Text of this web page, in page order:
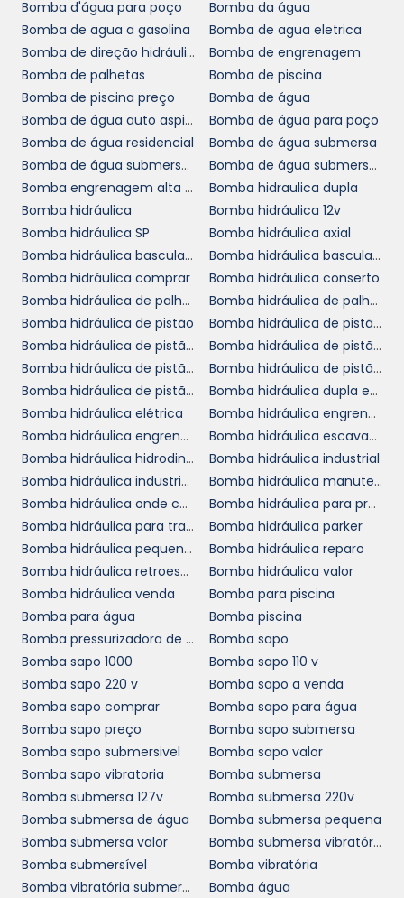
HIDRÁULICA
A manutenção de uma
bomba hidráulica
industrialé um aspecto fundamental para
garantir sua operação a longo prazo. Realizar
inspeções regulares, verificar vazamentos e
trocar componentes desgastados são
práticas recomendadas para manter a
eficiência do equipamento. Investir em um
plano de manutenção preventiva pode evitar
falhas inesperadas e melhorar a
produtividade, gerando economias
significativas a longo prazo.
Além disso, é importante realizar um
treinamento adequado com a equipe
responsável pela operação e manutenção
das bombas. Um operador bem treinado
consegue identificar problemas
precocemente e adotar as melhores práticas
de uso, garantindo que sua bomba funcione
sempre em condições ideais. Não subestime a
importância de uma boa manutenção: ela é a
chave para a longevidade da suabomba
hidráulica industrial
ORÇAMENTO E
DISPONIBILIDADE
Selecionar a bomba hidráulica industrial
correta é apenas o primeiro passo. Para
garantir que você esteja fazendo a melhor
escolha, oferecemos serviços de consultoria
técnica, ajudando você a identificar suas
necessidades específicas e a encontrar a
solução mais adequada. Nossa equipe está
preparada para fornecer todo o suporte
necessário, desde a escolha do produto até a
entrega e instalação.
Bomba d'água para poço
Bomba da água
Bomba de agua a gasolina
Bomba de agua eletrica
Bomba de direção hidráulica
Bomba de engrenagem
Bomba de palhetas
Bomba de piscina
Bomba de piscina preço
Bomba de água
Bomba de água auto aspirante
Bomba de água para poço
Bomba de água residencial
Bomba de água submersa
Bomba de água submersa para poço
Bomba de água submersa preço
Bomba engrenagem alta pressão
Bomba hidraulica dupla
Bomba hidráulica
Bomba hidráulica 12v
Bomba hidráulica SP
Bomba hidráulica axial
Bomba hidráulica basculante
Bomba hidráulica basculante preço
Bomba hidráulica comprar
Bomba hidráulica conserto
Bomba hidráulica de palheta
Bomba hidráulica de palhetas variável
Bomba hidráulica de pistão
Bomba hidráulica de pistão a venda
Bomba hidráulica de pistão cotar
Bomba hidráulica de pistão cotação
Bomba hidráulica de pistão loja
Bomba hidráulica de pistão onde comprar
Bomba hidráulica de pistão orçamento
Bomba hidráulica dupla em SP
Bomba hidráulica elétrica
Bomba hidráulica engrenagem
Bomba hidráulica engrenagem valor
Bomba hidráulica escavadeira
Bomba hidráulica hidrodinâmica
Bomba hidráulica industrial
Bomba hidráulica industrial preço
Bomba hidráulica manutenção
Bomba hidráulica onde comprar
Bomba hidráulica para prensa
Bomba hidráulica para trator
Bomba hidráulica parker
Bomba hidráulica pequena preço
Bomba hidráulica reparo
Bomba hidráulica retroescavadeira
Bomba hidráulica valor
Bomba hidráulica venda
Bomba para piscina
Bomba para água
Bomba piscina
Bomba pressurizadora de água
Bomba sapo
Bomba sapo 1000
Bomba sapo 110 v
Bomba sapo 220 v
Bomba sapo a venda
Bomba sapo comprar
Bomba sapo para água
Bomba sapo preço
Bomba sapo submersa
Bomba sapo submersivel
Bomba sapo valor
Bomba sapo vibratoria
Bomba submersa
Bomba submersa 127v
Bomba submersa 220v
Bomba submersa de água
Bomba submersa pequena
Bomba submersa valor
Bomba submersa vibratória
Bomba submersível
Bomba vibratória
Bomba vibratória submersa
Bomba água